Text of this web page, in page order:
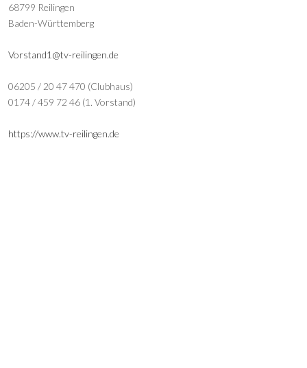
68799 Reilingen
Baden-Württemberg
Vorstand1@tv-reilingen.de
06205 / 20 47 470 (Clubhaus)
0174 / 459 72 46 (1. Vorstand)
https://www.tv-reilingen.de